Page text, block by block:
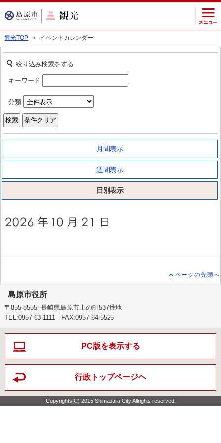
観光TOP ＞ イベントカレンダー
絞り込み検索をする
キーワード
分類
月間表示
週間表示
日別表示
ページの先頭へ
島原市役所
〒855-8555 長崎県島原市上の町537番地
TEL:0957-63-1111 FAX:0957-64-5525
PC版を表示する
行政トップページヘ
Copyrights(C) 2015 Shimabara City Allrights reserved.